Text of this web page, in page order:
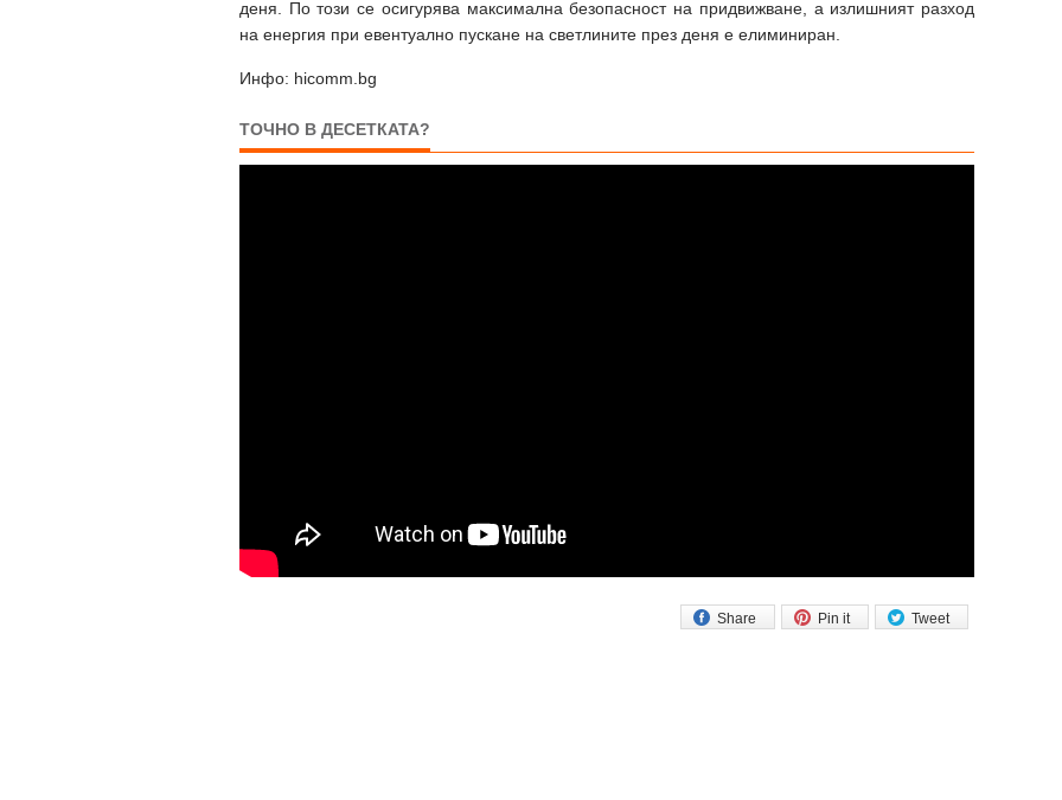
деня. По този се осигурява максимална безопасност на придвижване, а излишният разход
на енергия при евентуално пускане на светлините през деня е елиминиран.
Инфо: hicomm.bg
ТОЧНО В ДЕСЕТКАТА?
Tweet
Pin it
Share